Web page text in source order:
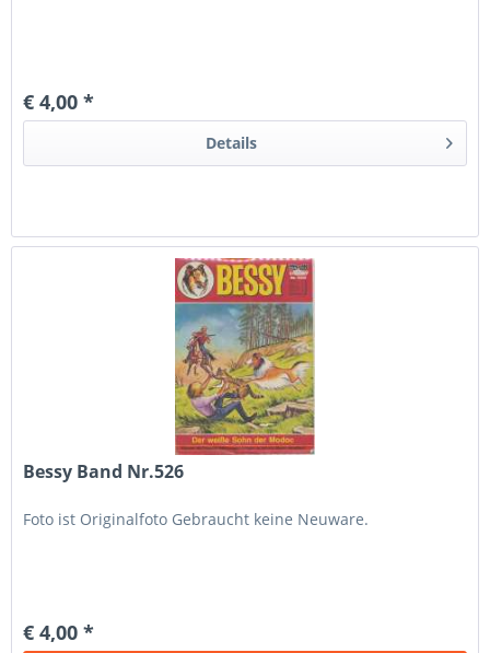
€ 4,00 *
Details
Bessy Band Nr.526
Foto ist Originalfoto Gebraucht keine Neuware.
€ 4,00 *